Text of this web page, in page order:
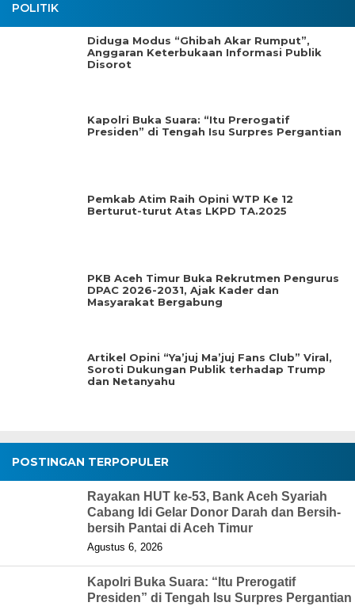
POLITIK
Diduga Modus “Ghibah Akar Rumput”,
Anggaran Keterbukaan Informasi Publik
Disorot
Kapolri Buka Suara: “Itu Prerogatif
Presiden” di Tengah Isu Surpres Pergantian
Pemkab Atim Raih Opini WTP Ke 12
Berturut-turut Atas LKPD TA.2025
PKB Aceh Timur Buka Rekrutmen Pengurus
DPAC 2026-2031, Ajak Kader dan
Masyarakat Bergabung
Artikel Opini “Ya’juj Ma’juj Fans Club” Viral,
Soroti Dukungan Publik terhadap Trump
dan Netanyahu
POSTINGAN TERPOPULER
Rayakan HUT ke-53, Bank Aceh Syariah
Cabang Idi Gelar Donor Darah dan Bersih-
bersih Pantai di Aceh Timur
Agustus 6, 2026
Kapolri Buka Suara: “Itu Prerogatif
Presiden” di Tengah Isu Surpres Pergantian